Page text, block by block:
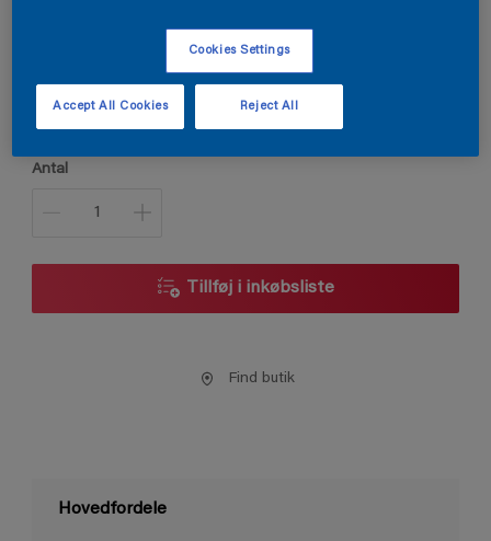
0.5L
Antal
Tillføj i inkøbsliste
Find butik
Hovedfordele
Cookies Settings
Reject All
Accept All Cookies